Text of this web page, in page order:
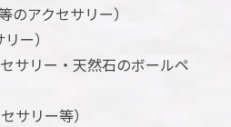
のアクセサリー）
ー）
サリー・天然石のボールペ
サリー等）